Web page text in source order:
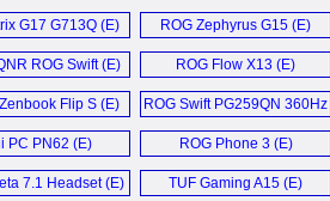
Mouse (E)
G17 G713Q (E) ROG Zephyrus G15 (E)
ROG Swift (E)
ROG Flow X13 (E)
Flip S (E)
ROG Swift PG259QN 360Hz
Monitor (E)
PC PN62 (E) ROG Phone 3 (E)
7.1 Headset (E)
TUF Gaming A15 (E)